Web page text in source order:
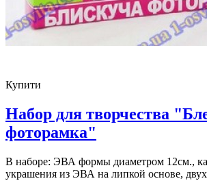
Купити
Набор для творчества
фоторамка"
В наборе: ЭВА формы диаметром 12см.,
украшения из ЭВА на липкой основе,